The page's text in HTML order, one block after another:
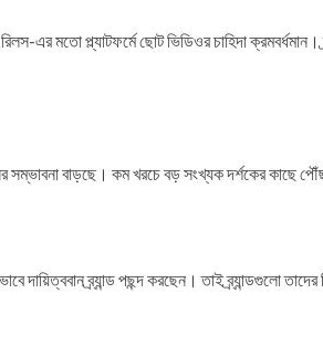
এর মতো প্ল্যাটফর্মে ছোট ভিডিওর চাহিদা
সম্ভাবনা বাড়ছে। কম খরচে বড় সংখ্যক দর্শকের কাছে
দায়িত্ববান ব্র্যান্ড পছন্দ করছেন। তাই ব্র্যান্ডগুলো